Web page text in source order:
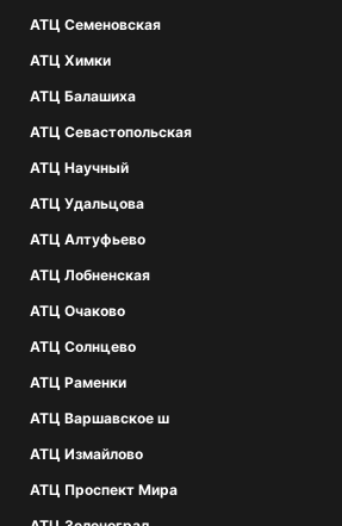
АТЦ Семеновская
АТЦ Химки
АТЦ Балашиха
АТЦ Севастопольская
АТЦ Научный
АТЦ Удальцова
АТЦ Алтуфьево
АТЦ Лобненская
АТЦ Очаково
АТЦ Солнцево
АТЦ Раменки
АТЦ Варшавское ш
АТЦ Измайлово
АТЦ Проспект Мира